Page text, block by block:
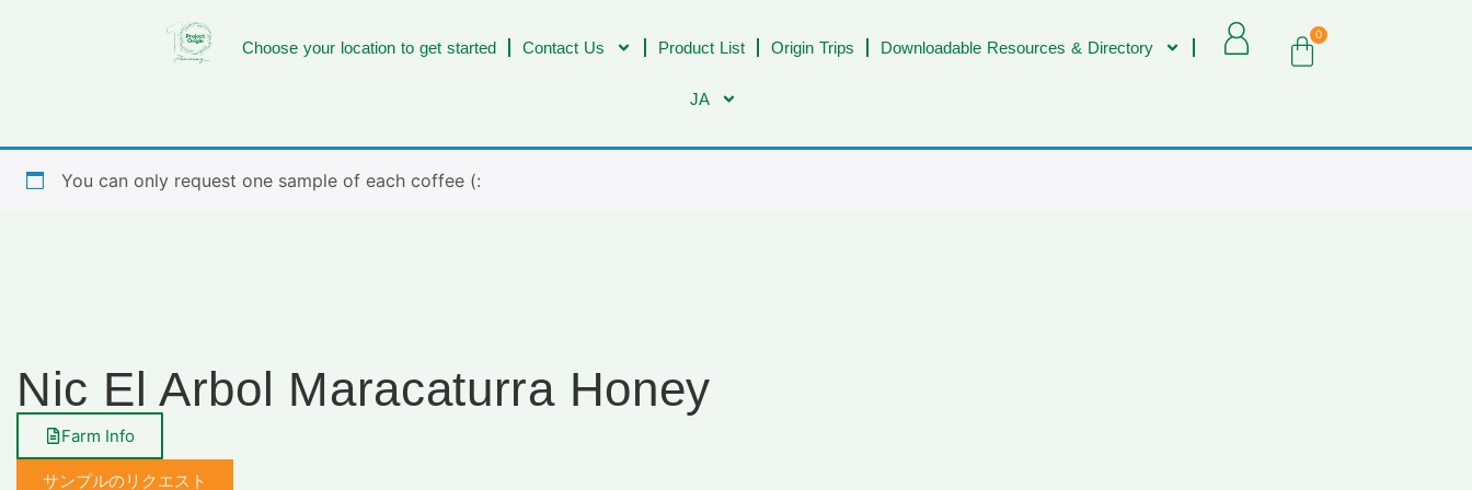
Choose your location to get started Contact Us Product List Origin Trips Downloadable Resources & Directory
JA
0
You can only request one sample of each coffee (:
Nic El Arbol Maracaturra Honey
Farm Info
サンプルのリクエスト